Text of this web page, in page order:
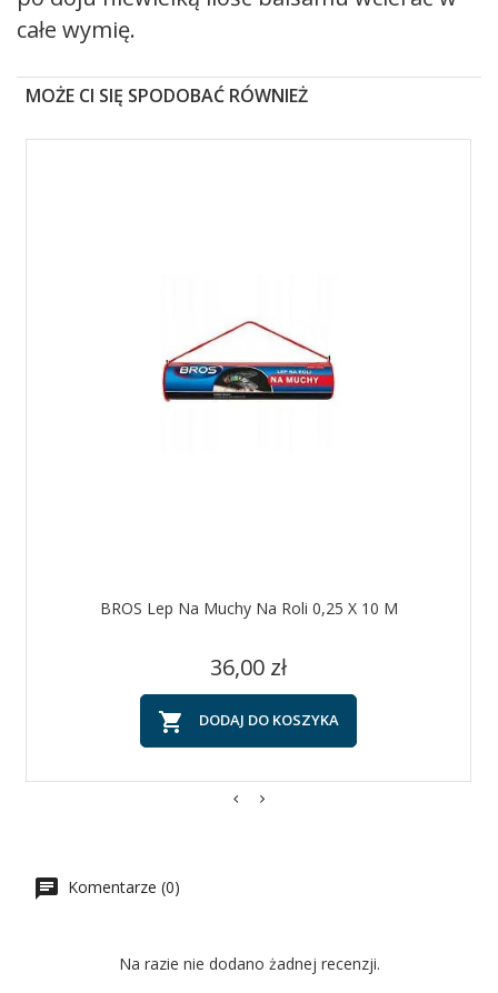
całe wymię.
MOŻE CI SIĘ SPODOBAĆ RÓWNIEŻ
BROS Lep Na Muchy Na Roli 0,25 X 10 M
Cena
36,00 zł
 DODAJ DO KOSZYKA
Komentarze (0)
Na razie nie dodano żadnej recenzji.